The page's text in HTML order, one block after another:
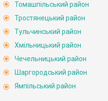
Томашпільський район
Тростянецький район
Тульчинський район
Хмільницький район
Чечельницький район
Шаргородський район
Ямпільський район